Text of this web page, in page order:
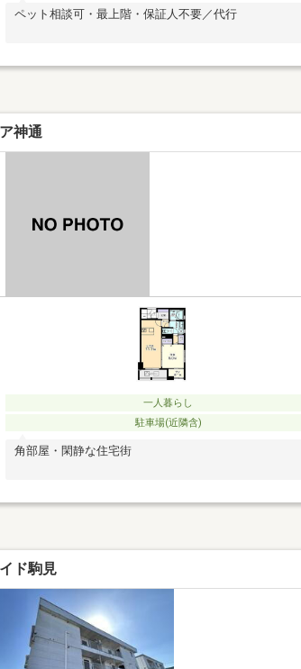
ペット相談可・最上階・保証人不要／代行
神通
一人暮らし
駐車場(近隣含)
角部屋・閑静な住宅街
ド駒見